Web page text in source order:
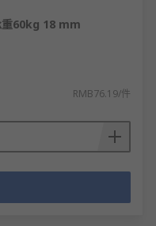
重60kg 18 mm
RMB76.19/件